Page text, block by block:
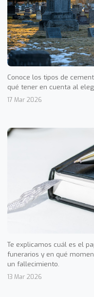
Conoce los tipos de
qué tener en cuenta al
17 Mar 2026
Te explicamos cuál es el
funerarios y en qué
un fallecimiento.
13 Mar 2026